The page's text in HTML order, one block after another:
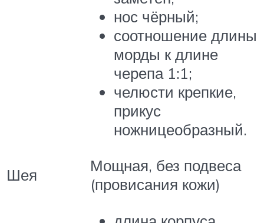
нос чёрный;
соотношение длины
морды к длине
черепа 1:1;
челюсти крепкие,
прикус
ножницеобразный.
Шея
Мощная, без подвеса
(провисания кожи)